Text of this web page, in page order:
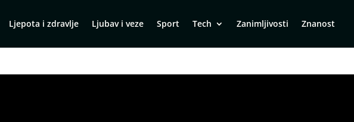
Ljepota i zdravlje Ljubav i veze Sport Tech Zanimljivosti Znanost